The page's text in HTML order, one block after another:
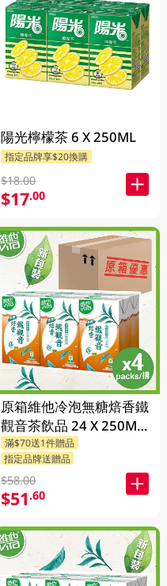
陽光檸檬茶 6 X 250ML
指定品牌享$20換購
$18.00
$17.00
原箱維他冷泡無糖焙香鐵
觀音茶飲品 24 X 250ML
(新舊包裝隨機發貨)
滿$70送1件贈品
指定品牌送贈品
$58.00
$51.60